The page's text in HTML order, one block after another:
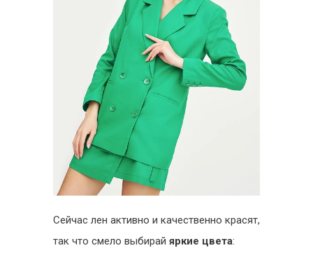
Сейчас лен активно и качественно красят,
так что смело выбирай яркие цвета: